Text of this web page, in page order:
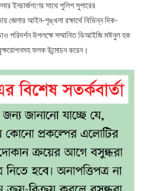
ইনচার্জগণের সাথে পুলিশ সুপারের
জেলার আইন-শৃঙ্খলা রক্ষার্থে বিভিন্ন দিক-
পরিদর্শন উপলক্ষে সম্মানিত ডিআইজি মঈনুল হক
ফলক উন্মোচন করেন।